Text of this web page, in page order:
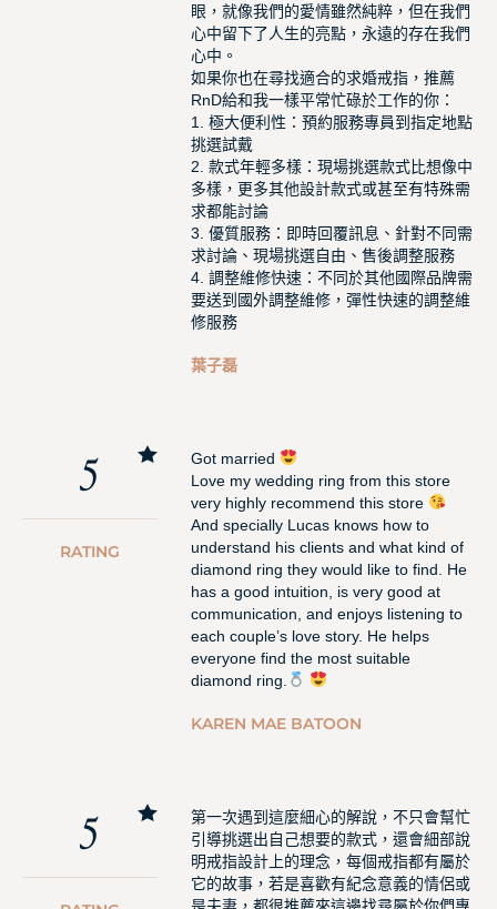
眼，就像我們的愛情雖然純粹，但在我們
心中留下了人生的亮點，永遠的存在我們
心中。
如果你也在尋找適合的求婚戒指，推薦
RnD給和我一樣平常忙碌於工作的你：
1. 極大便利性：預約服務專員到指定地點
挑選試戴
2. 款式年輕多樣：現場挑選款式比想像中
多樣，更多其他設計款式或甚至有特殊需
求都能討論
3. 優質服務：即時回覆訊息、針對不同需
求討論、現場挑選自由、售後調整服務
4. 調整維修快速：不同於其他國際品牌需
要送到國外調整維修，彈性快速的調整維
修服務
葉子磊
5
RATING
Got married
Love my wedding ring from this store
very highly recommend this store
And specially Lucas knows how to
understand his clients and what kind of
diamond ring they would like to find. He
has a good intuition, is very good at
communication, and enjoys listening to
each couple’s love story. He helps
everyone find the most suitable
diamond ring.
KAREN MAE BATOON
5
第一次遇到這麼細心的解說，不只會幫忙
引導挑選出自己想要的款式，還會細部說
明戒指設計上的理念，每個戒指都有屬於
它的故事，若是喜歡有紀念意義的情侶或